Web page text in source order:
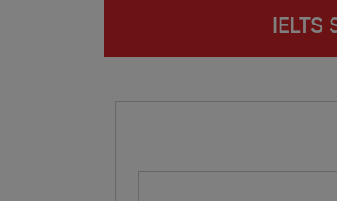
IELTS